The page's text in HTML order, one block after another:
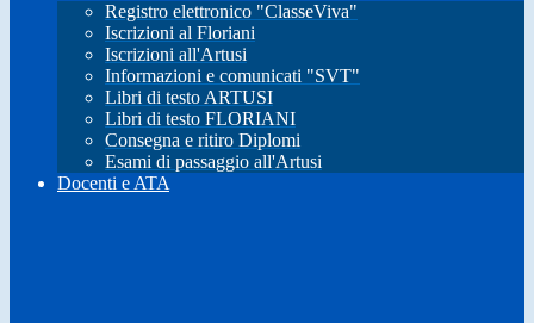
Registro elettronico "ClasseViva"
Iscrizioni al Floriani
Iscrizioni all'Artusi
Informazioni e comunicati "SVT"
Libri di testo ARTUSI
Libri di testo FLORIANI
Consegna e ritiro Diplomi
Esami di passaggio all'Artusi
Docenti e ATA